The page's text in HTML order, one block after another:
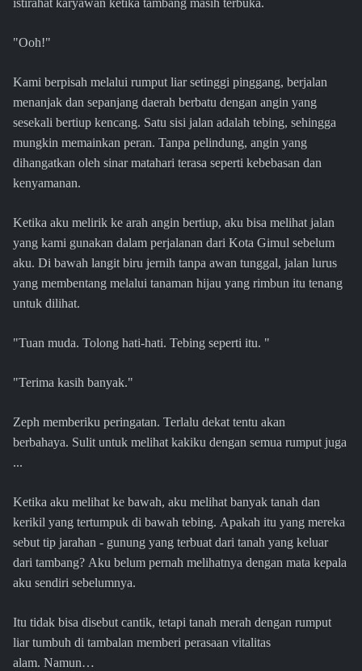
istirahat karyawan ketika tambang masih terbuka.
"Ooh!"
Kami berpisah melalui rumput liar setinggi pinggang, berjalan
menanjak dan sepanjang daerah berbatu dengan angin yang
sesekali bertiup kencang. Satu sisi jalan adalah tebing, sehingga
mungkin memainkan peran. Tanpa pelindung, angin yang
dihangatkan oleh sinar matahari terasa seperti kebebasan dan
kenyamanan.
Ketika aku melirik ke arah angin bertiup, aku bisa melihat jalan
yang kami gunakan dalam perjalanan dari Kota Gimul sebelum
aku. Di bawah langit biru jernih tanpa awan tunggal, jalan lurus
yang membentang melalui tanaman hijau yang rimbun itu tenang
untuk dilihat.
"Tuan muda. Tolong hati-hati. Tebing seperti itu. "
"Terima kasih banyak."
Zeph memberiku peringatan. Terlalu dekat tentu akan
berbahaya. Sulit untuk melihat kakiku dengan semua rumput juga
...
Ketika aku melihat ke bawah, aku melihat banyak tanah dan
kerikil yang tertumpuk di bawah tebing. Apakah itu yang mereka
sebut tip jarahan - gunung yang terbuat dari tanah yang keluar
dari tambang? Aku belum pernah melihatnya dengan mata kepala
aku sendiri sebelumnya.
Itu tidak bisa disebut cantik, tetapi tanah merah dengan rumput
liar tumbuh di tambalan memberi perasaan vitalitas
alam. Namun…